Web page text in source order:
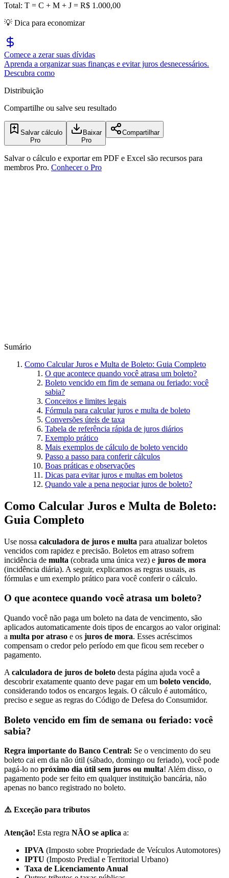
Total: T = C + M + J = R$ 1.000,00
💡 Dica para economizar
Comece a zerar suas dívidas
Aprenda a organizar suas finanças e evitar juros desnecessários.
Descubra como
Distribuição
Compartilhe ou salve seu resultado
Salvar cálculo
Pro
Baixar
Pro
Compartilhar
Salvar o cálculo e exportar em PDF e Excel são recursos para
membros Pro. Conhecer o Pro
Sumário
Como Calcular Juros e Multa de Boleto: Guia Completo
O que acontece quando você atrasa um boleto?
Boleto vencido em fim de semana ou feriado: você
sabia?
Conceitos e limites legais
Fórmula para calcular juros e multa de boleto
Conversões úteis de taxa
Tabela de referência rápida de juros diários
Exemplo prático
Mais exemplos de cálculo de boleto vencido
Passo a passo para conferir cálculos
Boas práticas e observações
Dicas para evitar juros e multas em boletos
Quando vale a pena negociar juros de boleto?
Como Calcular Juros e Multa de Boleto:
Guia Completo
Use nossa calculadora de juros e multa para atualizar boletos
vencidos com rapidez e precisão. Boletos em atraso sofrem
incidência de multa (cobrada uma única vez) e juros de mora
(incidência diária). A seguir, explicamos as regras usuais, as
fórmulas e um exemplo prático para você conferir o cálculo.
O que acontece quando você atrasa um boleto?
Quando você não paga um boleto na data de vencimento, são
aplicados automaticamente dois tipos de encargos ao valor original:
a multa por atraso e os juros de mora. Esses acréscimos
compensam o credor pelo período em que ficou sem receber o
pagamento.
A calculadora de juros de boleto desta página ajuda você a
descobrir exatamente quanto deve pagar em um boleto vencido,
considerando todos os encargos legais. O cálculo é automático,
preciso e segue as regras do Código de Defesa do Consumidor.
Boleto vencido em fim de semana ou feriado: você
sabia?
Regra importante do Banco Central: Se o vencimento do seu
boleto cai em dia não útil (sábado, domingo ou feriado), você pode
pagá-lo no próximo dia útil sem juros ou multa! Além disso, o
pagamento pode ser feito em qualquer instituição bancária, não
apenas no banco registrado no boleto.
⚠️ Exceção para tributos
Atenção! Esta regra NÃO se aplica a:
IPVA (Imposto sobre Propriedade de Veículos Automotores)
IPTU (Imposto Predial e Territorial Urbano)
Taxa de Licenciamento Anual